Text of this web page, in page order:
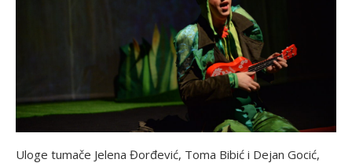
Uloge tumače Jelena Đorđević, Toma Bibić i Dejan Gocić,